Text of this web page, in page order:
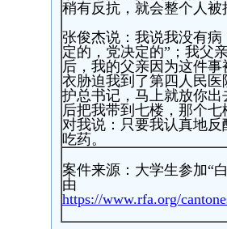
稍有反抗，就会整个人
张俊杰说：我说我没有
定的，党决定的”；我父
后，我的父亲因为这件
衣胁迫我到了第四人民
护总书记，马上就放你
后把我带到七楼，那个
对我说：只要我认真地
吃药。
案件来源：大学生参加“
由
https://www.rfa.org/